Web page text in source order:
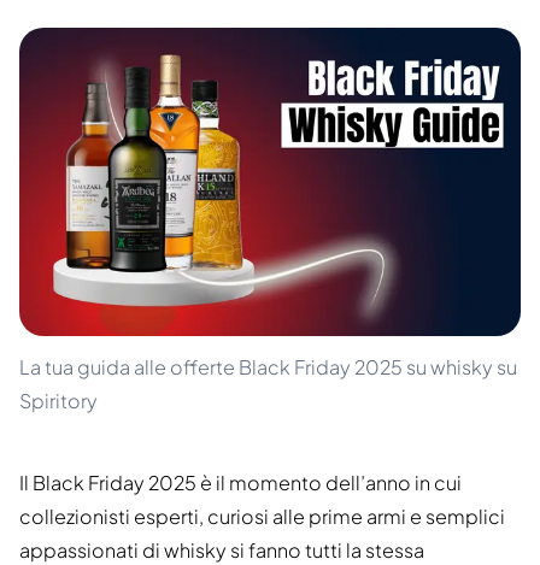
La tua guida alle offerte Black Friday 2025 su whisky su
Spiritory
Il Black Friday 2025 è il momento dell’anno in cui
collezionisti esperti, curiosi alle prime armi e semplici
appassionati di whisky si fanno tutti la stessa